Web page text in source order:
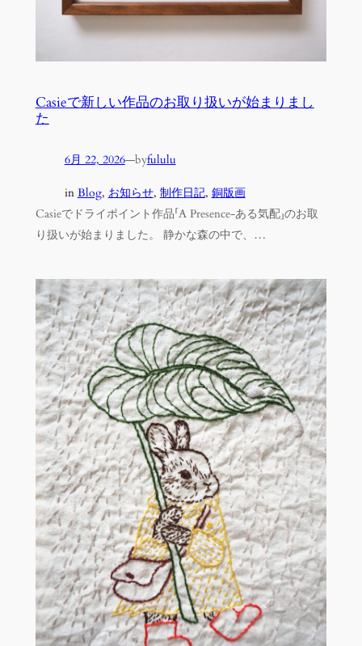
Casieで新しい作品のお取り扱いが始まりまし
た
6月 22, 2026—byfululu
in Blog, お知らせ, 制作日記, 銅版画
Casieでドライポイント作品「A Presence-ある気配」のお取
り扱いが始まりました。 静かな森の中で、…